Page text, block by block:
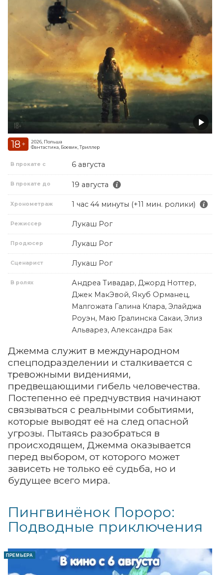
18 +
2026, Польша
Фантастика, Боевик, Триллер
В прокате с 6 августа
В прокате до 19 августа
Хронометраж 1 час 44 минуты (+11 мин. ролики)
Режиссер Лукаш Рог
Продюсер Лукаш Рог
Сценарист Лукаш Рог
В ролях
Андреа Тивадар, Джорд Ноттер,
Джек МакЭвой, Якуб Орманец,
Малгожата Галина Клара, Элайджа
Роуэн, Маю Гралинска Сакаи, Элиз
Альварез, Александра Бак
Джемма служит в международном
спецподразделении и сталкивается с
тревожными видениями,
предвещающими гибель человечества.
Постепенно её предчувствия начинают
связываться с реальными событиями,
которые выводят её на след опасной
угрозы. Пытаясь разобраться в
происходящем, Джемма оказывается
перед выбором, от которого может
зависеть не только её судьба, но и
будущее всего мира.
Пингвинёнок Пороро:
Подводные приключения
ПРЕМЬЕРА